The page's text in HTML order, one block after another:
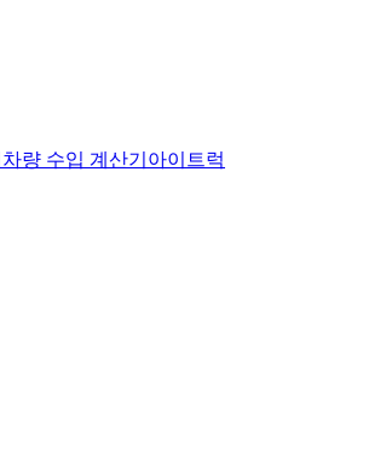
차량 수입 계산기 아이트럭